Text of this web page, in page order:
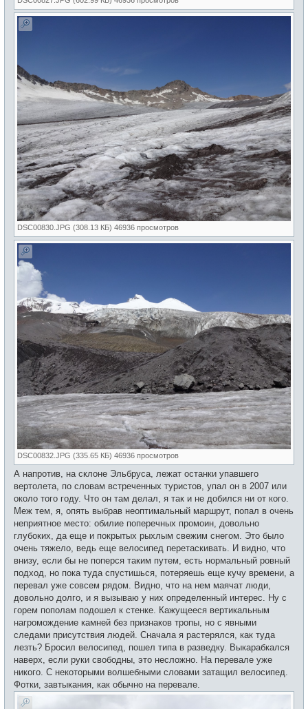
DSC00830.JPG (308.13 КБ) 46936 просмотров
DSC00832.JPG (335.65 КБ) 46936 просмотров
А напротив, на склоне Эльбруса, лежат останки упавшего
вертолета, по словам встреченных туристов, упал он в 2007 или
около того году. Что он там делал, я так и не добился ни от кого.
Меж тем, я, опять выбрав неоптимальный маршрут, попал в очень
неприятное место: обилие поперечных промоин, довольно
глубоких, да еще и покрытых рыхлым свежим снегом. Это было
очень тяжело, ведь еще велосипед перетаскивать. И видно, что
внизу, если бы не поперся таким путем, есть нормальный ровный
подход, но пока туда спустишься, потеряешь еще кучу времени, а
перевал уже совсем рядом. Видно, что на нем маячат люди,
довольно долго, и я вызываю у них определенный интерес. Ну с
горем пополам подошел к стенке. Кажущееся вертикальным
нагромождение камней без признаков тропы, но с явными
следами присутствия людей. Сначала я растерялся, как туда
лезть? Бросил велосипед, пошел типа в разведку. Выкарабкался
наверх, если руки свободны, это несложно. На перевале уже
никого. С некоторыми волшебными словами затащил велосипед.
Фотки, завтыкания, как обычно на перевале.